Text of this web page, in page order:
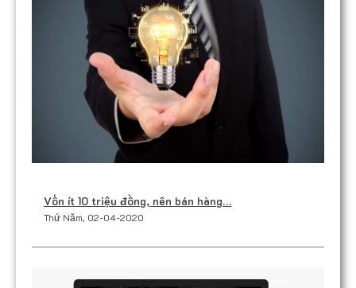
Vốn ít 10 triệu đồng, nên bán hàng…
Thứ Năm, 02-04-2020